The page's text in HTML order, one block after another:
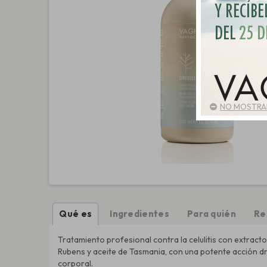
Qué es Ingredientes Para quién
Tratamiento profesional contra la celulitis con
Rubens y aceite de Tasmania, con una potente acción
corporal.
NO